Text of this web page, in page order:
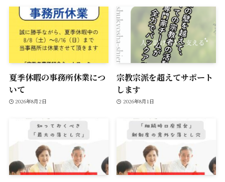
夏季休暇の事務所休業につ
いて
2026年8月2日
宗教宗派を超えてサポート
します
2026年8月1日